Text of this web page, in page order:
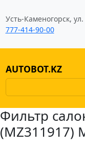
Усть-Каменогорск,
777-414-90-00
AUTOBOT.KZ
Фильтр
(MZ311917)